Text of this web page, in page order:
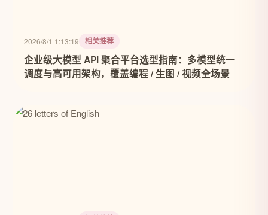
2026/8/1 1:13:19 相关推荐
企业级大模型 API 聚合平台选型指南：多模型统一
调度与高可用架构，覆盖编程 / 生图 / 视频全场景